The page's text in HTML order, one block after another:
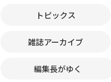
トピックス
雑誌アーカイブ
編集長がゆく